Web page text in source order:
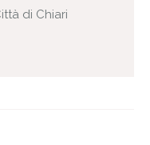
di Chiari